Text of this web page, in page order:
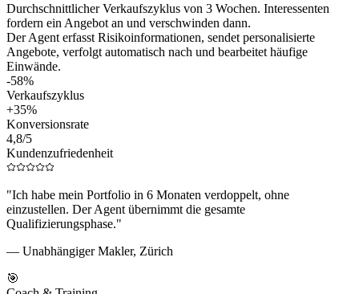
Durchschnittlicher Verkaufszyklus von 3 Wochen. Interessenten
fordern ein Angebot an und verschwinden dann.
Der Agent erfasst Risikoinformationen, sendet personalisierte
Angebote, verfolgt automatisch nach und bearbeitet häufige
Einwände.
-58%
Verkaufszyklus
+35%
Konversionsrate
4,8/5
Kundenzufriedenheit
"Ich habe mein Portfolio in 6 Monaten verdoppelt, ohne
einzustellen. Der Agent übernimmt die gesamte
Qualifizierungsphase."
— Unabhängiger Makler, Zürich
🎯